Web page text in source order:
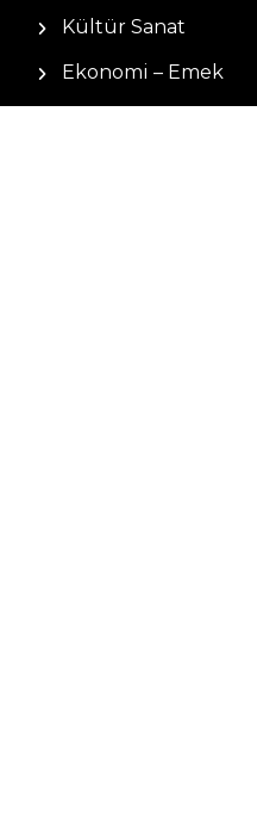
Kültür Sanat
Ekonomi – Emek